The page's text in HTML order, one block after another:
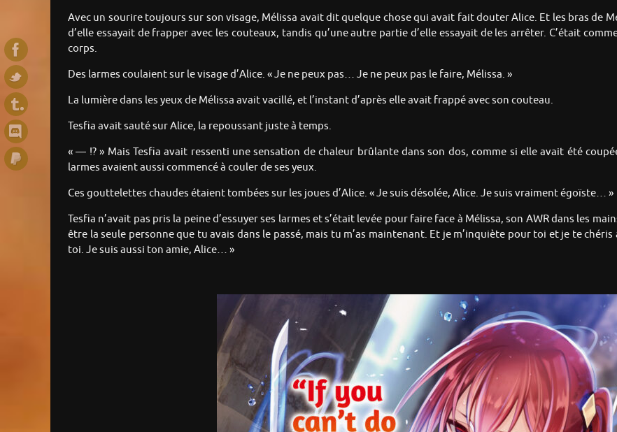
Avec un sourire toujours sur son visage, Mélissa avait dit quelque chose qui avait fait douter Alice. Et les bras de
d’elle essayait de frapper avec les couteaux, tandis qu’une autre partie d’elle essayait de les arrêter. C’était
corps.
Des larmes coulaient sur le visage d’Alice. « Je ne peux pas… Je ne peux pas le faire, Mélissa. »
La lumière dans les yeux de Mélissa avait vacillé, et l’instant d’après elle avait frappé avec son couteau.
Tesfia avait sauté sur Alice, la repoussant juste à temps.
« — !? » Mais Tesfia avait ressenti une sensation de chaleur brûlante dans son dos, comme si elle avait été
larmes avaient aussi commencé à couler de ses yeux.
Ces gouttelettes chaudes étaient tombées sur les joues d’Alice. « Je suis désolée, Alice. Je suis vraiment égoïste… »
Tesfia n’avait pas pris la peine d’essuyer ses larmes et s’était levée pour faire face à Mélissa, son AWR dans les
être la seule personne que tu avais dans le passé, mais tu m’as maintenant. Et je m’inquiète pour toi et je te
toi. Je suis aussi ton amie, Alice… »